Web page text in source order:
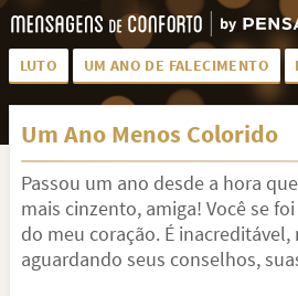
LUTO UM ANO DE FALECIMENTO
LUTO PARA AMIGA
PÊSAMES PARA AMIGA
MEUS SENTIMENTOS
FRASES DE LUTO PARA AMIGO
Um Ano Menos Colorido
Passou um ano desde a hora
mais cinzento, amiga! Você se
do meu coração. É inacreditável,
aguardando seus conselhos,